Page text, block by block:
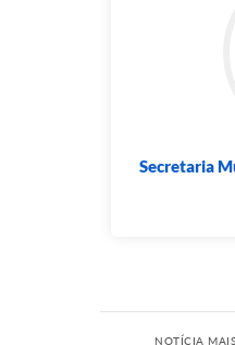
Secretaria
NOTÍCIA